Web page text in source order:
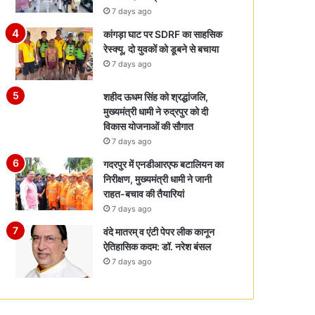
7 days ago
कांगड़ा घाट पर SDRF का साहसिक
रेस्क्यू, दो युवकों को डूबने से बचाया
7 days ago
शहीद ऊधम सिंह को श्रद्धांजलि,
मुख्यमंत्री धामी ने रुद्रपुर को दी
विकास योजनाओं की सौगात
7 days ago
गदरपुर में एनडीआरएफ बटालियन का
निरीक्षण, मुख्यमंत्री धामी ने जानी
राहत-बचाव की तैयारियां
7 days ago
वंदे मातरम् व एंटी पेपर लीक कानून
ऐतिहासिक कदम: डॉ. नरेश बंसल
7 days ago